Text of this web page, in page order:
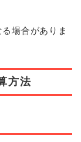
場合がありま
方法